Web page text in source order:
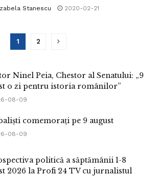
Stanescu 2020-02-21
1 2
Ninel Peia, Chestor al Senatului: „9
o zi pentru istoria românilor”
08-09
comemorați pe 9 august
08-09
politică a săptămânii 1-8
2026 la Profi 24 TV cu jurnalistul